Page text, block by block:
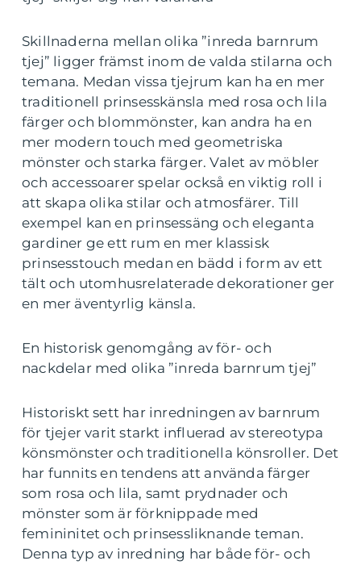
Skillnaderna mellan olika ”inreda barnrum
tjej” ligger främst inom de valda stilarna och
temana. Medan vissa tjejrum kan ha en mer
traditionell prinsesskänsla med rosa och lila
färger och blommönster, kan andra ha en
mer modern touch med geometriska
mönster och starka färger. Valet av möbler
och accessoarer spelar också en viktig roll i
att skapa olika stilar och atmosfärer. Till
exempel kan en prinsessäng och eleganta
gardiner ge ett rum en mer klassisk
prinsesstouch medan en bädd i form av ett
tält och utomhusrelaterade dekorationer ger
en mer äventyrlig känsla.
En historisk genomgång av för- och
nackdelar med olika ”inreda barnrum tjej”
Historiskt sett har inredningen av barnrum
för tjejer varit starkt influerad av stereotypa
könsmönster och traditionella könsroller. Det
har funnits en tendens att använda färger
som rosa och lila, samt prydnader och
mönster som är förknippade med
femininitet och prinsessliknande teman.
Denna typ av inredning har både för- och